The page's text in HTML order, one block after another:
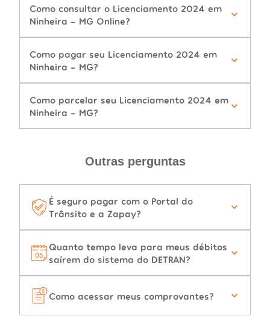
Como consultar o Licenciamento 2024 em
Ninheira - MG Online?
Como pagar seu Licenciamento 2024 em
Ninheira - MG?
Como parcelar seu Licenciamento 2024 em
Ninheira - MG?
Outras perguntas
É seguro pagar com o Portal do
Trânsito e a Zapay?
Quanto tempo leva para meus débitos
saírem do sistema do DETRAN?
Como acessar meus comprovantes?